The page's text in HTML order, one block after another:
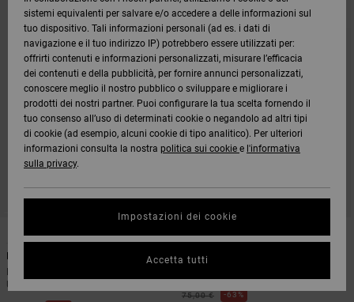
SALTA
CRITERI
FILTRO
VISUALIZZA
Uomo
Antonia Figueiredo Twin Tulips
75,00 € 63%
sistemi equivalenti per salvare e/o accedere a delle informazioni sul
tuo dispositivo. Tali informazioni personali (ad es. i dati di
navigazione e il tuo indirizzo IP) potrebbero essere utilizzati per:
offrirti contenuti e informazioni personalizzati, misurare l’efficacia
dei contenuti e della pubblicità, per fornire annunci personalizzati,
conoscere meglio il nostro pubblico o sviluppare e migliorare i
prodotti dei nostri partner. Puoi configurare la tua scelta fornendo il
tuo consenso all’uso di determinati cookie o negandolo ad altri tipi
di cookie (ad esempio, alcuni cookie di tipo analitico). Per ulteriori
informazioni consulta la nostra politica sui cookie e l'informativa
sulla privacy.
Impostazioni dei cookie
Accetta tutti